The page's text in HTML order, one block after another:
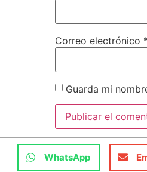
Correo electrónico *
Guarda mi
WhatsApp